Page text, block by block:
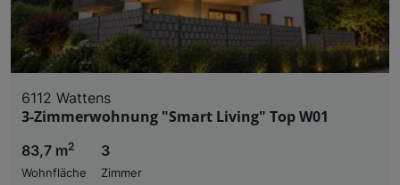
6112 Wattens
3-Zimmerwohnung "Smart Living" Top W01
83,7 m2
Wohnfläche
3
Zimmer